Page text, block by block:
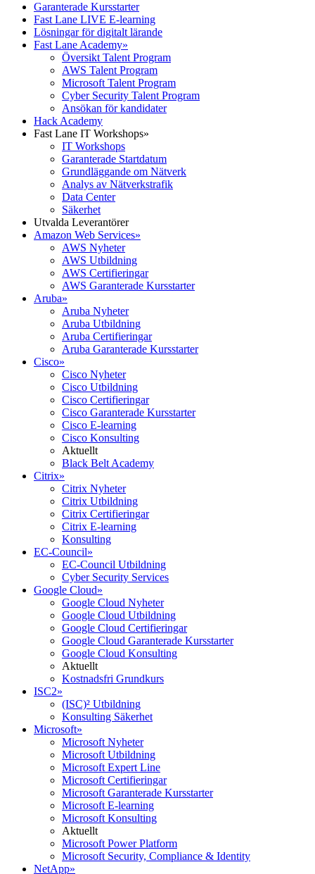
Garanterade Kursstarter
Fast Lane LIVE E-learning
Lösningar för digitalt lärande
Fast Lane Academy»
Översikt Talent Program
AWS Talent Program
Microsoft Talent Program
Cyber Security Talent Program
Ansökan för kandidater
Hack Academy
Fast Lane IT Workshops»
IT Workshops
Garanterade Startdatum
Grundläggande om Nätverk
Analys av Nätverkstrafik
Data Center
Säkerhet
Utvalda Leverantörer
Amazon Web Services»
AWS Nyheter
AWS Utbildning
AWS Certifieringar
AWS Garanterade Kursstarter
Aruba»
Aruba Nyheter
Aruba Utbildning
Aruba Certifieringar
Aruba Garanterade Kursstarter
Cisco»
Cisco Nyheter
Cisco Utbildning
Cisco Certifieringar
Cisco Garanterade Kursstarter
Cisco E-learning
Cisco Konsulting
Aktuellt
Black Belt Academy
Citrix»
Citrix Nyheter
Citrix Utbildning
Citrix Certifieringar
Citrix E-learning
Konsulting
EC-Council»
EC-Council Utbildning
Cyber Security Services
Google Cloud»
Google Cloud Nyheter
Google Cloud Utbildning
Google Cloud Certifieringar
Google Cloud Garanterade Kursstarter
Google Cloud Konsulting
Aktuellt
Kostnadsfri Grundkurs
ISC2»
(ISC)² Utbildning
Konsulting Säkerhet
Microsoft»
Microsoft Nyheter
Microsoft Utbildning
Microsoft Expert Line
Microsoft Certifieringar
Microsoft Garanterade Kursstarter
Microsoft E-learning
Microsoft Konsulting
Aktuellt
Microsoft Power Platform
Microsoft Security, Compliance & Identity
NetApp»